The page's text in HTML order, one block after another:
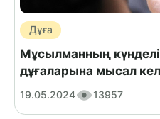
Дұға
Мұсылманның
дұғаларына мысал
19.05.2024 13957